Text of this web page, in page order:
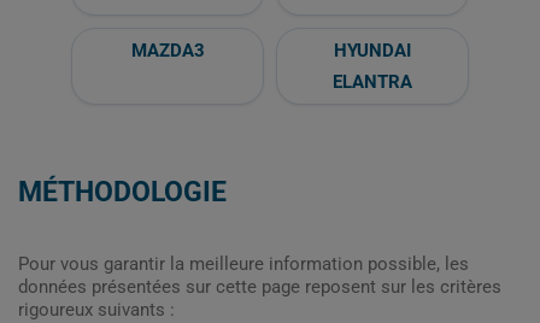
MAZDA3
HYUNDAI
ELANTRA
MÉTHODOLOGIE
Pour vous garantir la meilleure information possible, les
données présentées sur cette page reposent sur les critères
rigoureux suivants :